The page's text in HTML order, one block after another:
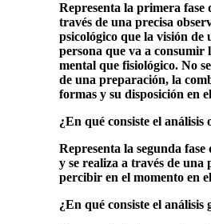
Representa la primera fase
través de una precisa
psicológico que la visión
persona que va a consumir
mental que fisiológico. No
de una preparación, la
formas y su disposición en
¿En qué consiste el análisis
Representa la segunda
y se realiza a través de una
percibir en el momento en
¿En qué consiste el análisis